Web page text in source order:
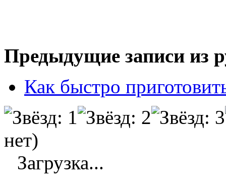
Предыдущие записи из
Как быстро
нет)
Загрузка...